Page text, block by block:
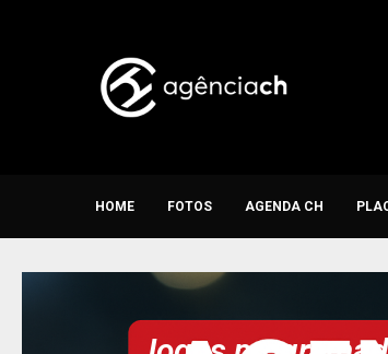
HOME FOTOS AGENDA CH